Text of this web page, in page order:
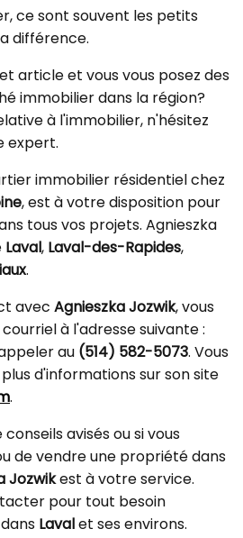
ce sont souvent les petits
différence.
article et vous vous posez des
immobilier dans la région?
à l'immobilier, n'hésitez
expert.
immobilier résidentiel chez
, est à votre disposition pour
tous vos projets. Agnieszka
Laval, Laval-des-Rapides,
.
avec Agnieszka Jozwik, vous
à l'adresse suivante :
au (514) 582-5073. Vous
d'informations sur son site
.
avisés ou si vous
de vendre une propriété dans
Jozwikest à votre service.
pour tout besoin
Lavalet ses environs.